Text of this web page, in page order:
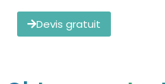
Devis gratuit